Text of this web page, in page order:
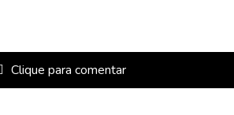
Clique para comentar